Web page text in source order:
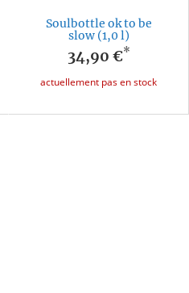
Soulbottle ok to be
slow (1,0 l)
34,90 €*
actuellement pas en stock